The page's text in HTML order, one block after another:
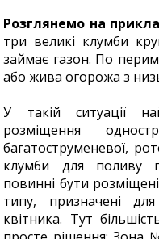
Розглянемо на
три великі клумби
займає газон. По
або жива огорожа з
У такій ситуації
розміщення
багатоструменевої,
клумби для поливу
повинні бути
типу, призначені
квітника. Тут